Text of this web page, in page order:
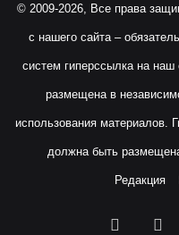
© 2009-2026, Все права
с нашего сайта –
систем гиперссылка на наш
размещена в
использования материалов.
должна быть
Редакция